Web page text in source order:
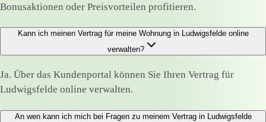
Bonusaktionen oder Preisvorteilen profitieren.
Kann ich meinen Vertrag für meine Wohnung in Ludwigsfelde online
verwalten?
Ja. Über das Kundenportal können Sie Ihren Vertrag für
Ludwigsfelde online verwalten.
An wen kann ich mich bei Fragen zu meinem Vertrag in Ludwigsfelde